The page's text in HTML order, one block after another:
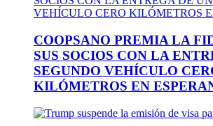
COOPSANO PREMIA LA
SUS SOCIOS CON LA
SEGUNDO VEHÍCULO
KILÓMETROS EN